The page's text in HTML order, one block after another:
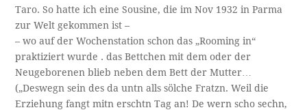
Taro. So hatte ich eine Sousine, die im Nov 1932 in Parma
zur Welt gekommen ist –
– wo auf der Wochenstation schon das „Rooming in“
praktiziert wurde . das Bettchen mit dem oder der
Neugeborenen blieb neben dem Bett der Mutter…
(„Deswegn sein des da untn alls sölche Fratzn. Weil die
Erziehung fangt mitn erschtn Tag an! De wern scho sechn,